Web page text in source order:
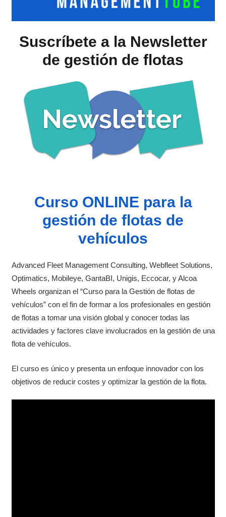
Suscríbete a la Newsletter
de gestión de flotas
Curso ONLINE para la
gestión de flotas de
vehículos
Advanced Fleet Management Consulting, Webfleet Solutions,
Optimatics, Mobileye, GantaBI, Unigis, Eccocar, y Alcoa
Wheels organizan el “Curso para la Gestión de flotas de
vehículos” con el fin de formar a los profesionales en gestión
de flotas a tomar una visión global y conocer todas las
actividades y factores clave involucrados en la gestión de una
flota de vehículos.
El curso es único y presenta un enfoque innovador con los
objetivos de reducir costes y optimizar la gestión de la flota.